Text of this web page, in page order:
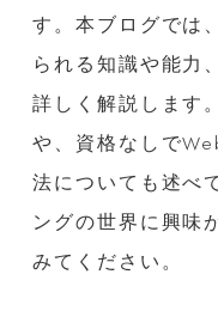
す。本ブログでは
られる知識や能力
詳しく解説します
や、資格なしで
法についても述べ
ングの世界に興味
みてください。